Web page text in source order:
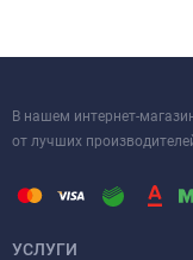
В нашем интернет-
от лучших
УСЛУГИ